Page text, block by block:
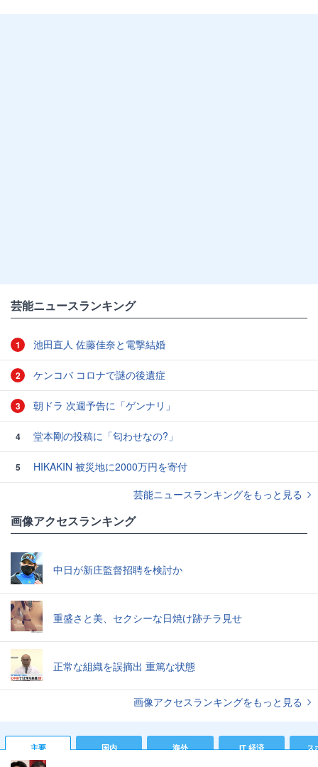
芸能ニュースランキング
1 池田直人 佐藤佳奈と電撃結婚
2 ケンコバ コロナで謎の後遺症
3 朝ドラ 次週予告に「ゲンナリ」
4 堂本剛の投稿に「匂わせなの?」
5
HIKAKIN 被災地に2000万円を寄付
芸能ニュースランキングをもっと見る
画像アクセスランキング
中日が新庄監督招聘を検討か
重盛さと美、セクシーな日焼け跡チラ見せ
正常な組織を誤摘出 重篤な状態
画像アクセスランキングをもっと見る
主要 国内 海外 IT 経済 ス